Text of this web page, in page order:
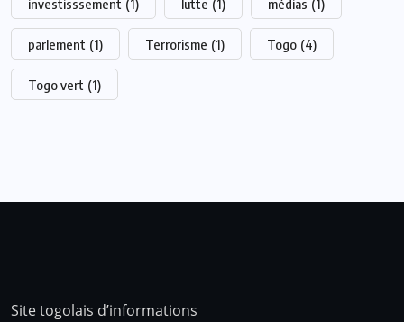
investisssement (1) lutte (1) médias (1)
parlement (1) Terrorisme (1) Togo (4)
Togo vert (1)
Site togolais d’informations